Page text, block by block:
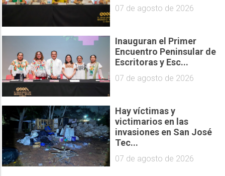
07 de agosto de 2026
Inauguran el Primer
Encuentro Peninsular de
Escritoras y Esc...
07 de agosto de 2026
Hay víctimas y
victimarios en las
invasiones en San José
Tec...
07 de agosto de 2026